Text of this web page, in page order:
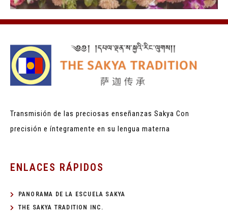
Transmisión de las preciosas enseñanzas Sakya Con
precisión e íntegramente en su lengua materna
ENLACES RÁPIDOS
PANORAMA DE LA ESCUELA SAKYA
THE SAKYA TRADITION INC.